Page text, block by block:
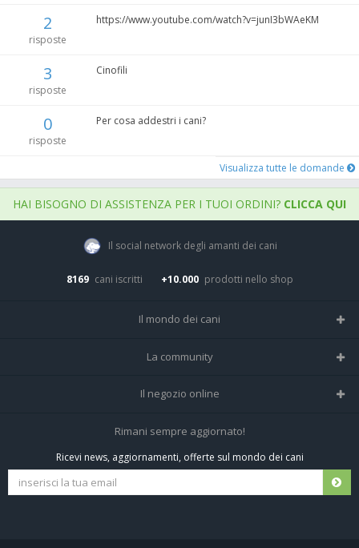
2
risposte
https://www.youtube.com/watch?v=junI3bWAeKM
3
risposte
Cinofili
0
risposte
Per cosa addestri i cani?
Visualizza tutte le domande
HAI BISOGNO DI ASSISTENZA PER I TUOI ORDINI? CLICCA QUI
Il social network degli amanti dei cani
8169 cani iscritti +10.000 prodotti nello shop
Il mondo dei cani
Tutte le razze
La community
Home
Tutti i cani iscritti
Il negozio online
Negozio per cani
Spedizioni e resi
Rimani sempre aggiornato!
Ricevi news, aggiornamenti, offerte sul mondo dei cani